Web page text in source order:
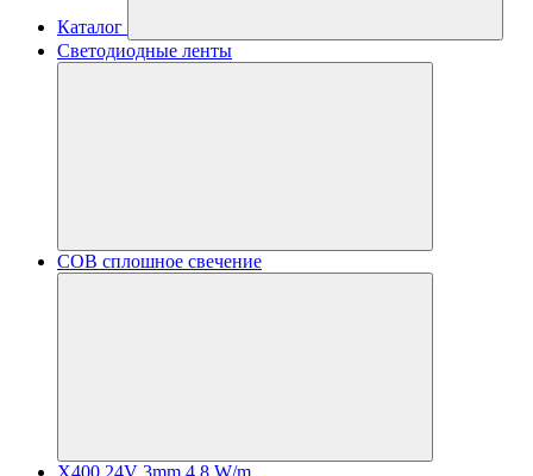
Каталог
Светодиодные ленты
COB сплошное свечение
X400 24V 3mm 4.8 W/m